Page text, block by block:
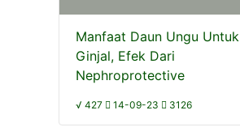
Manfaat Daun Ungu Untuk
Ginjal, Efek Dari
Nephroprotective
√ 427 14-09-23 3126